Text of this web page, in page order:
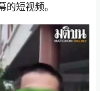
短视频。